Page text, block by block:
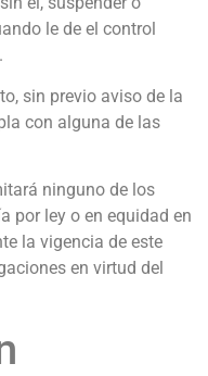
le de el control
sin previo aviso de la
con alguna de las
ninguno de los
por ley o en equidad en
la vigencia de este
en virtud del